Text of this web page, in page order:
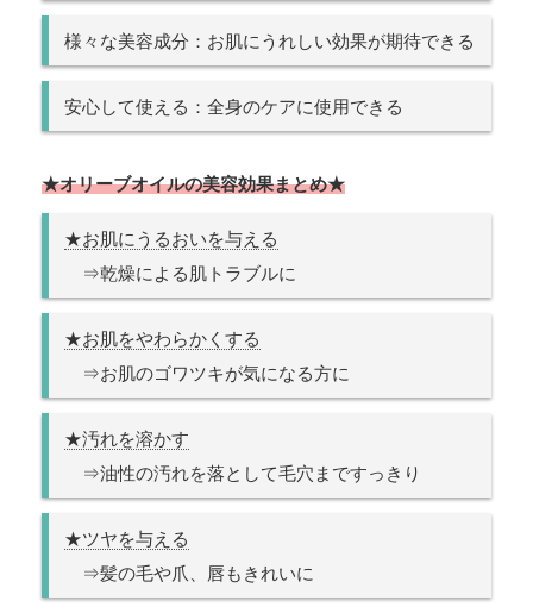
様々な美容成分：お肌にうれしい効果が期待できる
安心して使える：全身のケアに使用できる
★オリーブオイルの美容効果まとめ★
★お肌にうるおいを与える
⇒乾燥による肌トラブルに
★お肌をやわらかくする
⇒お肌のゴワツキが気になる方に
★汚れを溶かす
⇒油性の汚れを落として毛穴まですっきり
★ツヤを与える
⇒髪の毛や爪、唇もきれいに